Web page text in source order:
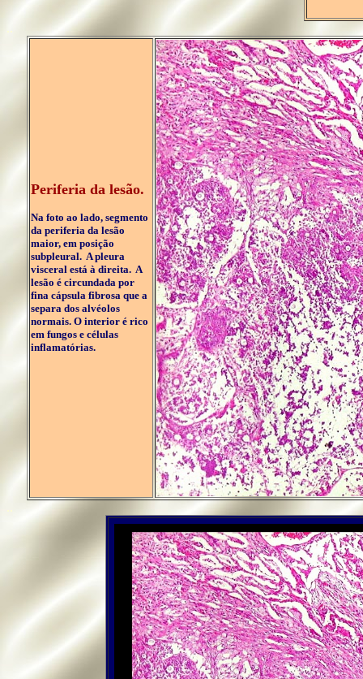
..
Periferia da lesão.
Na foto ao lado, segmento
da periferia da lesão
maior, em posição
subpleural. A pleura
visceral está à direita. A
lesão é circundada por
fina cápsula fibrosa que a
separa dos alvéolos
normais. O interior é rico
em fungos e células
inflamatórias.
..